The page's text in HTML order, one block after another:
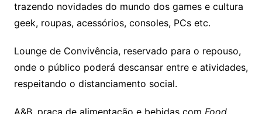
trazendo novidades do mundo dos games e cultura
geek, roupas, acessórios, consoles, PCs etc.
Lounge de Convivência, reservado para o repouso,
onde o público poderá descansar entre e atividades,
respeitando o distanciamento social.